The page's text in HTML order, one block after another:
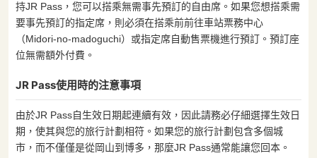
持JR Pass，您可以搭乘無需事先預訂的自由席。如果您想搭乘需
要事先預訂的指定席，則必須在搭乘前前往車站票務中心
（Midori-no-madoguchi）或指定席自動售票機進行預訂。預訂座
位無需額外付費。
JR Pass使用時的注意事項
由於JR Pass自生效日期起連續有效，因此請務必仔細選擇生效日
期，使其與您的旅行計劃相符。如果您的旅行計劃包含多個城
市，而不僅僅是從岡山到博多，那麼JR Pass通常能讓您回本。